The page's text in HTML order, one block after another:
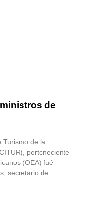
de
Turismo de la
perteneciente
(OEA) fué
secretario de